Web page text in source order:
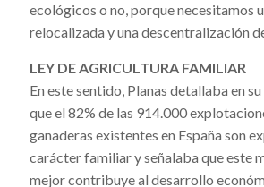
ecológicos o no, porque necesitamos
relocalizada y una descentralización
LEY DE AGRICULTURA FAMILIAR
En este sentido, Planas detallaba en
que el 82% de las 914.000
ganaderas existentes en España son
carácter familiar y señalaba que este
mejor contribuye al desarrollo